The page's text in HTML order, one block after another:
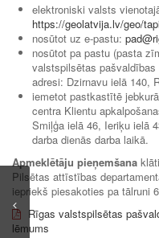
elektroniski valsts
https://geolatvija.lv/geo/
nosūtot uz e-pastu:
nosūtot pa pastu (pasta
valstspilsētas
adresi: Dzirnavu ielā 140,
iemetot pastkastītē
centra Klientu
Smiļģa ielā 46, Ieriķu ielā
darba dienās darba laikā.
Apmeklētāju pieņemšana
Pilsētas attīstības
iepriekš piesakoties pa tālruni
Rīgas valstspilsētas
lēmums